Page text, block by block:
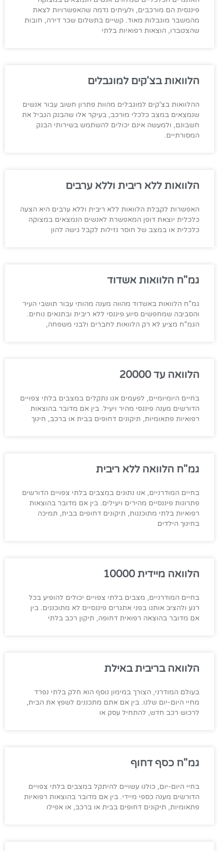
פיננסית הם מורכבים, ולעיתים נדמה שהאפשרויות לצאת
מהמשבר מוגבלות מאוד. קשיים בתשלום שכר דירה, חובות
שהצטברו, הוצאות רפואיות בלתי
הלוואות בצ'קים למוגבלים
ההלוואות בצ'קים למוגבלים מהוות פתרון חשוב עבור אנשים
שנמצאים במצב כלכלי מורכב, בעיקר אלו שהבנק הגביל את
חשבונם, ולמעשה אינם יכולים להשתמש בשירותי הבנק
המסורתיים.
הלוואות ללא ריבית וללא ערבים
האפשרות לקבלת הלוואות ללא ריבית וללא ערבים היא הצעה
כלכלית יוצאת דופן המאפשרת לאנשים הנמצאים במצוקה
כלכלית או במצב של חוסר נזילות לקבל גישה להון
גמ"ח הלוואות אשדוד
גמ"ח הלוואות באשדוד מהווה מענה מהותי עבור תושבי העיר
והסביבה שמחפשים סיוע פיננסי ללא ריבית ובתנאים נוחים.
הגמ"ח מציע לא רק הלוואות לחברים ולבני משפחה,
הלוואה עד 20000
בחיים היומיומיים, לפעמים אנו נתקלים במצבים בלתי צפויים
הדורשים מענה פיננסי מהיר ויעיל. בין אם מדובר בהוצאות
רפואיות פתאומיות, תיקונים דחופים בבית או ברכב, חינוך
גמ"ח הלוואה ללא ריבית
בחיים המודרניים, אנו נתונים במצבים בלתי צפויים הדורשים
פתרונות פיננסיים מהירים ויעילים. בין אם מדובר בהוצאות
רפואיות בלתי מתוכננות, תיקונים דחופים בבית, תמיכה
בחינוך הילדים
הלוואה מיידית 10000
בחיים המודרניים, מצבים בלתי צפויים יכולים להופיע בכל
רגע ולהציב אותנו בפני אתגרים פיננסיים לא מתוכננים. בין
אם מדובר בהוצאה רפואית דחופה, תיקון רכב בלתי
הלוואה בריבית באילת
בעולם המודרני, הצורך במימון נוסף הוא חלק בלתי נפרד
מחיי היום-יום שלנו. בין אם אתם מתכננים לשפץ את הבית,
לרכוש רכב חדש, להתחיל עסק או
גמ"ח כסף דחוף
בחיי היום-יום, כולנו עשויים להיתקל במצבים בלתי צפויים
הדורשים מענה כספי מיידי. בין אם מדובר בהוצאות רפואיות
פתאומיות, תיקונים דחופים בבית או ברכב, או אפילו